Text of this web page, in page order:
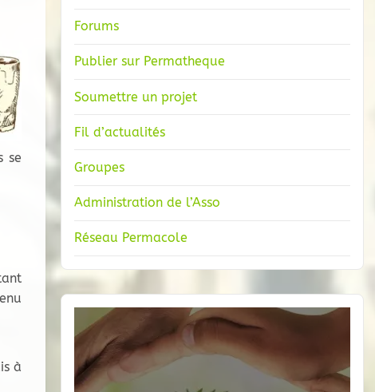
se
à
Forums
Publier sur Permatheque
Soumettre un projet
Fil d’actualités
Groupes
Administration de l’Asso
Réseau Permacole